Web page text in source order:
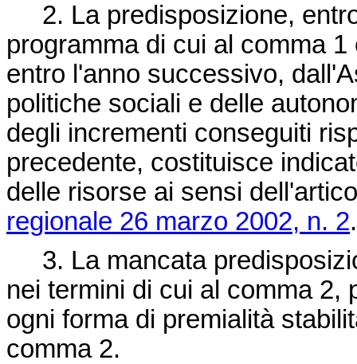
2. La predisposizione,
programma di cui al comma
entro l'anno successivo,
politiche sociali e delle
degli incrementi conseguiti
precedente, costituisce
delle risorse ai sensi
regionale 26 marzo 2002, n. 2.
3. La mancata
nei termini di cui al comma 2,
ogni forma di premialità
comma 2.